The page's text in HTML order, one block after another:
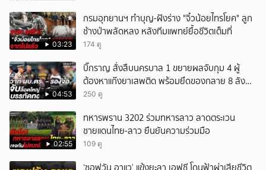
03:23
กรมอุทยานฯ ทำบุญ-ฝังร่าง "จิ๋วน้อยไทรโยค" ลูก
ช้างป่าพลัดหลง หลังทีมแพทย์ยื้อชีวิตเต็มที่
174 ดู
04:53
บิ๊กราญ สั่งสืบนครบาล 1 ขยายผลจับกุม 4 ผู้
ต้องหาแก๊งยาเสพติด พร้อมยึดของกลาย 8 ลัง
ส่งผ่านขนส่งเอกชนเข้า กทม.
250 ดู
02:55
ทหารพราน 3202 ร่วมทหารลาว ลาดตระเวน
ชายแดนไทย-ลาว ยืนยันความร่วมมือ
109 ดู